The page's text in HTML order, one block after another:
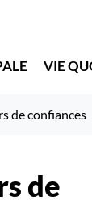
VIE
de confiances
de